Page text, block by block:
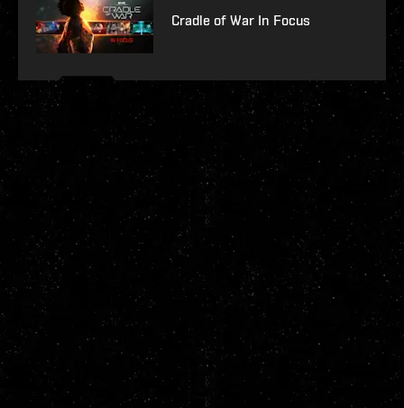
Cradle of War In Focus